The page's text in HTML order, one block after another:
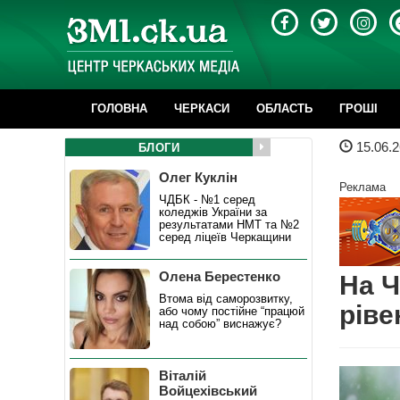
ГОЛОВНА ЧЕРКАСИ ОБЛАСТЬ ГРОШІ
Реклама
На
БЛОГИ
Олег Куклін
ЧДБК - №1 серед
коледжів України за
результатами НМТ та №2
серед ліцеїв Черкащини
Олена Берестенко
Втома від саморозвитку,
або чому постійне “працюй
над собою” виснажує?
Віталій
Войцехівський